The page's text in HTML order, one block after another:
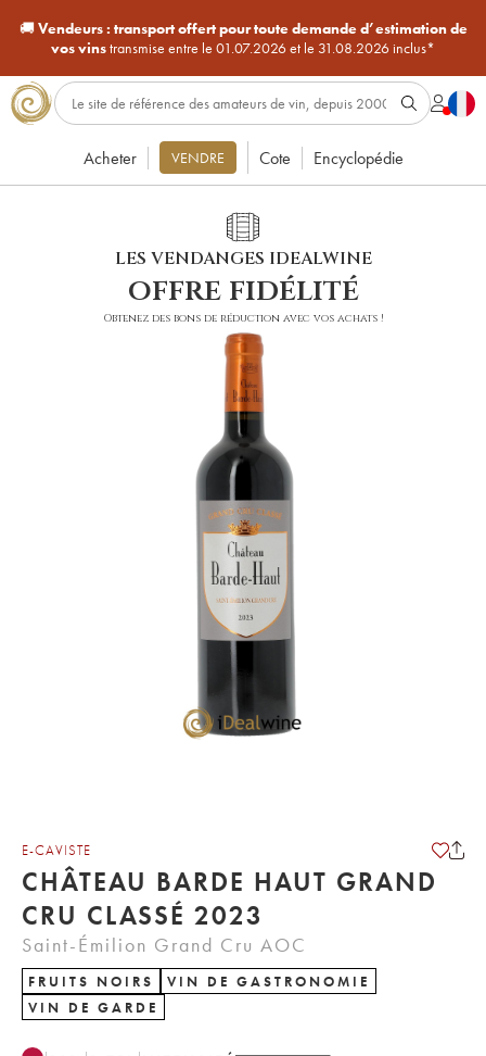
🚚Vendeurs : transport offert pour toute demande d’estimation de
vos vinstransmise entre le 01.07.2026 et le 31.08.2026 inclus*
Acheter VENDRE Cote Encyclopédie
LES VENDANGES IDEALWINE
offre fidélité
Obtenez des bons de réduction avec vos achats !
E-CAVISTE
CHÂTEAU BARDE HAUT GRAND
CRU CLASSÉ 2023
Saint-Émilion Grand Cru AOC
FRUITS NOIRS
VIN DE GASTRONOMIE
VIN DE GARDE